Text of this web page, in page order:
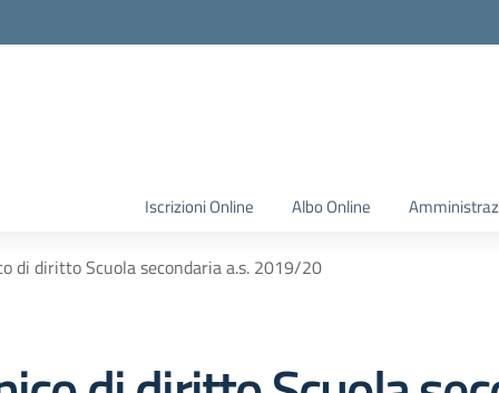
Iscrizioni Online Albo Online
di diritto Scuola secondaria a.s. 2019/20